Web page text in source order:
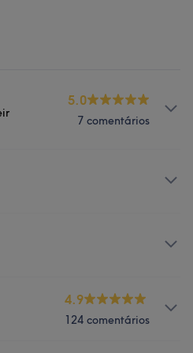
5.0
7 comentários
4.9
124 comentários